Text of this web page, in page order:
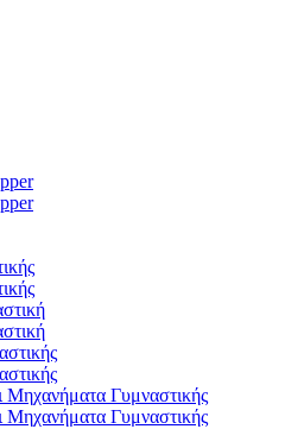
Μηχανήματα Γυμναστικής
Μηχανήματα Γυμναστικής